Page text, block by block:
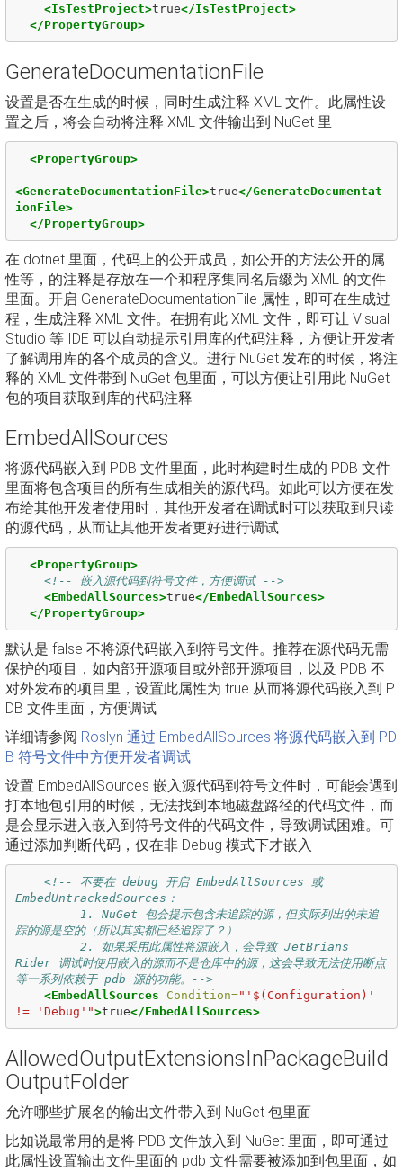
<IsTestProject>true</IsTestProject>
</PropertyGroup>
GenerateDocumentationFile
设置是否在生成的时候，同时生成注释 XML 文件。此属性设
置之后，将会自动将注释 XML 文件输出到 NuGet 里
<PropertyGroup>
<GenerateDocumentationFile>true</GenerateDocumentat
ionFile>
</PropertyGroup>
在 dotnet 里面，代码上的公开成员，如公开的方法公开的属
性等，的注释是存放在一个和程序集同名后缀为 XML 的文件
里面。开启 GenerateDocumentationFile 属性，即可在生成过
程，生成注释 XML 文件。在拥有此 XML 文件，即可让 Visual
Studio 等 IDE 可以自动提示引用库的代码注释，方便让开发者
了解调用库的各个成员的含义。进行 NuGet 发布的时候，将注
释的 XML 文件带到 NuGet 包里面，可以方便让引用此 NuGet
包的项目获取到库的代码注释
EmbedAllSources
将源代码嵌入到 PDB 文件里面，此时构建时生成的 PDB 文件
里面将包含项目的所有生成相关的源代码。如此可以方便在发
布给其他开发者使用时，其他开发者在调试时可以获取到只读
的源代码，从而让其他开发者更好进行调试
<PropertyGroup>
<!-- 嵌入源代码到符号文件，方便调试 -->
<EmbedAllSources>true</EmbedAllSources>
</PropertyGroup>
默认是 false 不将源代码嵌入到符号文件。推荐在源代码无需
保护的项目，如内部开源项目或外部开源项目，以及 PDB 不
对外发布的项目里，设置此属性为 true 从而将源代码嵌入到 P
DB 文件里面，方便调试
详细请参阅 Roslyn 通过 EmbedAllSources 将源代码嵌入到 PD
B 符号文件中方便开发者调试
设置 EmbedAllSources 嵌入源代码到符号文件时，可能会遇到
打本地包引用的时候，无法找到本地磁盘路径的代码文件，而
是会显示进入嵌入到符号文件的代码文件，导致调试困难。可
通过添加判断代码，仅在非 Debug 模式下才嵌入
<!-- 不要在 debug 开启 EmbedAllSources 或
EmbedUntrackedSources：
踪的源是空的（所以其实都已经追踪了？）
Rider 调试时使用嵌入的源而不是仓库中的源，这会导致无法使用断点
等一系列依赖于 pdb 源的功能。-->
<EmbedAllSources
Condition="'$(Configuration)'
!= 'Debug'">true</EmbedAllSources>
AllowedOutputExtensionsInPackageBuild
OutputFolder
允许哪些扩展名的输出文件带入到 NuGet 包里面
比如说最常用的是将 PDB 文件放入到 NuGet 里面，即可通过
此属性设置输出文件里面的 pdb 文件需要被添加到包里面，如